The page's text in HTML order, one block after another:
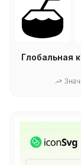
Глобальная